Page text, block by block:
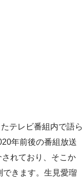
テレビ番組内で語ら
年前後の番組放送
れており、そこか
できます。生見愛瑠